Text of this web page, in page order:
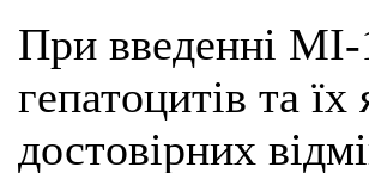
При введенні МІ-
гепатоцитів та
достовірних